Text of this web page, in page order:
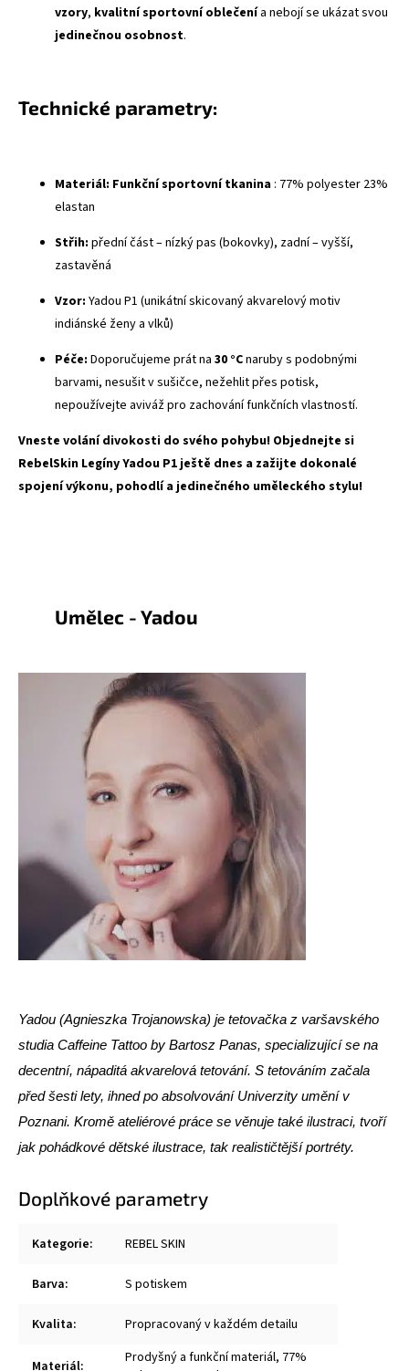
vzory, kvalitní sportovní oblečenía nebojí se ukázat svou
jedinečnou osobnost.
Technické parametry:
Materiál: Funkční sportovní tkanina : 77% polyester 23%
elastan
Střih: přední část – nízký pas (bokovky), zadní – vyšší,
zastavěná
Vzor: Yadou P1 (unikátní skicovaný akvarelový motiv
indiánské ženy a vlků)
Péče: Doporučujeme prát na 30 °Cnaruby s podobnými
barvami, nesušit v sušičce, nežehlit přes potisk,
nepoužívejte aviváž pro zachování funkčních vlastností.
Vneste volání divokosti do svého pohybu! Objednejte si
RebelSkin Legíny Yadou P1 ještě dnes a zažijte dokonalé
spojení výkonu, pohodlí a jedinečného uměleckého stylu!
Umělec - Yadou
Yadou (Agnieszka Trojanowska) je tetovačka z varšavského
studia Caffeine Tattoo by Bartosz Panas, specializující se na
decentní, nápaditá akvarelová tetování. S tetováním začala
před šesti lety, ihned po absolvování Univerzity umění v
Poznani. Kromě ateliérové práce se věnuje také ilustraci, tvoří
jak pohádkové dětské ilustrace, tak realističtější portréty.
Doplňkové parametry
Kategorie: REBEL SKIN
Barva: S potiskem
Kvalita: Propracovaný v každém detailu
Materiál:
Prodyšný a funkční materiál, 77%